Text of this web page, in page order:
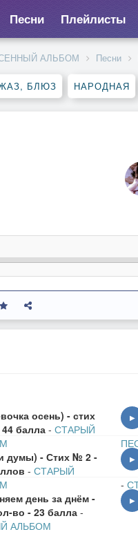
Песни Плейлисты
АЛЬБОМ Песни
БЛЮЗ НАРОДНАЯ
осень) - стих
балла - СТАРЫЙ
▶
думы) - Стих № 2 -
- СТАРЫЙ
▶
-
день за днём -
во - 23 балла -
АЛЬБОМ
▶